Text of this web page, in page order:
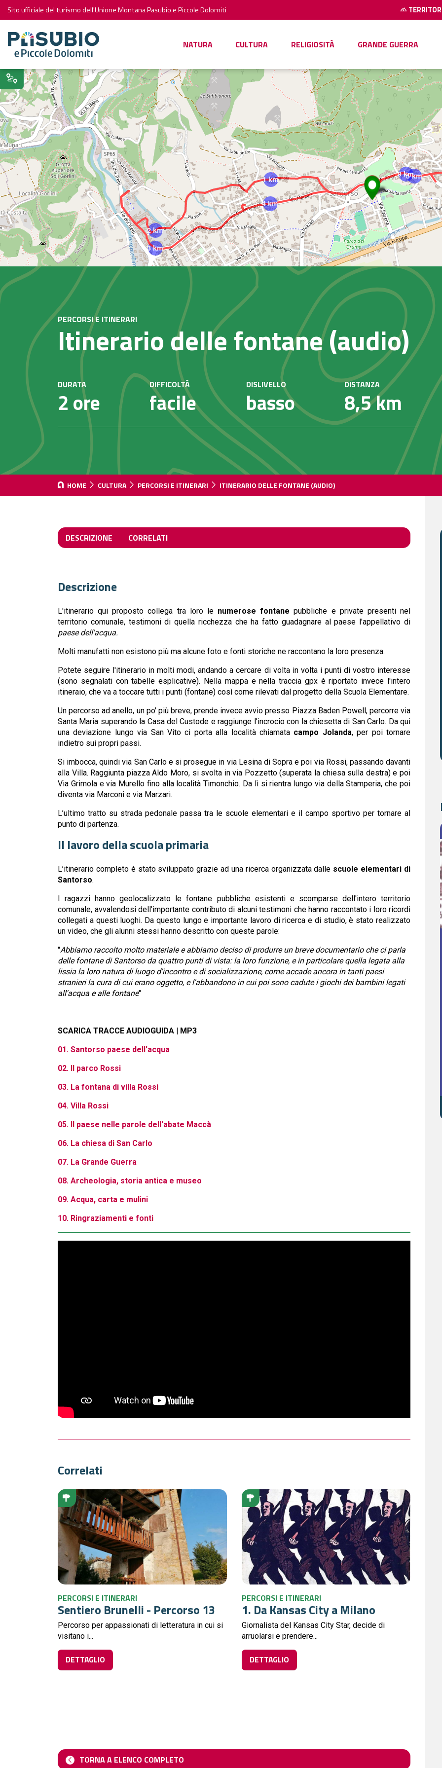
Sito ufficiale del turismo dell'Unione Montana Pasubio e Piccole Dolomiti
NATURA CULTURA RELIGIOSITÀ GRANDE GUERRA
1 km
2 km
3 km
4 km
5 km
9 km
PERCORSI E ITINERARI
Itinerario delle fontane (audio)
DURATA
2 ore
DIFFICOLTÀ
facile
DISLIVELLO
basso
DISTANZA
8,5 km
HOME CULTURA PERCORSI E ITINERARI ITINERARIO DELLE FONTANE (AUDIO)
DESCRIZIONE CORRELATI
Descrizione
L'itinerario qui proposto collega tra loro le numerose fontanepubbliche e private presenti nel
territorio comunale, testimoni di quella ricchezza che ha fatto guadagnare al paese l'appellativo di
paese dell'acqua.
Molti manufatti non esistono più ma alcune foto e fonti storiche ne raccontano la loro presenza.
Potete seguire l'itinerario in molti modi, andando a cercare di volta in volta i punti di vostro interesse
(sono segnalati con tabelle esplicative). Nella mappa e nella traccia gpx è riportato invece l'intero
itineraio, che va a toccare tutti i punti (fontane) così come rilevati dal progetto della Scuola Elementare.
Un percorso ad anello, un po' più breve, prende invece avvio presso Piazza Baden Powell, percorre via
Santa Maria superando la Casa del Custode e raggiunge l’incrocio con la chiesetta di San Carlo. Da qui
una deviazione lungo via San Vito ci porta alla località chiamata campo Jolanda, per poi tornare
indietro sui propri passi.
Si imbocca, quindi via San Carlo e si prosegue in via Lesina di Sopra e poi via Rossi, passando davanti
alla Villa. Raggiunta piazza Aldo Moro, si svolta in via Pozzetto (superata la chiesa sulla destra) e poi
Via Grimola e via Murello fino alla località Timonchio. Da lì si rientra lungo via della Stamperia, che poi
diventa via Marconi e via Marzari.
L’ultimo tratto su strada pedonale passa tra le scuole elementari e il campo sportivo per tornare al
punto di partenza.
Il lavoro della scuola primaria
L’itinerario completo è stato sviluppato grazie ad una ricerca organizzata dalle scuole elementari di
Santorso.
I ragazzi hanno geolocalizzato le fontane pubbliche esistenti e scomparse dell'intero territorio
comunale, avvalendosi dell’importante contributo di alcuni testimoni che hanno raccontato i loro ricordi
collegati a questi luoghi. Da questo lungo e importante lavoro di ricerca e di studio, è stato realizzato
un video, che gli alunni stessi hanno descritto con queste parole:
"Abbiamo raccolto molto materiale e abbiamo deciso di produrre un breve documentario che ci parla
delle fontane di Santorso da quattro punti di vista: la loro funzione, e in particolare quella legata alla
lissia la loro natura di luogo d'incontro e di socializzazione, come accade ancora in tanti paesi
stranieri la cura di cui erano oggetto, e l'abbandono in cui poi sono cadute i giochi dei bambini legati
all'acqua e alle fontane"
SCARICA TRACCE AUDIOGUIDA | MP3
01. Santorso paese dell'acqua
02. Il parco Rossi
03. La fontana di villa Rossi
04. Villa Rossi
05. Il paese nelle parole dell'abate Maccà
06. La chiesa di San Carlo
07. La Grande Guerra
08. Archeologia, storia antica e museo
09. Acqua, carta e mulini
10. Ringraziamenti e fonti
Correlati
PERCORSI E ITINERARI
Sentiero Brunelli - Percorso 13
Percorso per appassionati di letteratura in cui si
visitano i...
DETTAGLIO
PERCORSI E ITINERARI
1. Da Kansas City a Milano
Giornalista del Kansas City Star, decide di
arruolarsi e prendere...
DETTAGLIO
TORNA A ELENCO COMPLETO